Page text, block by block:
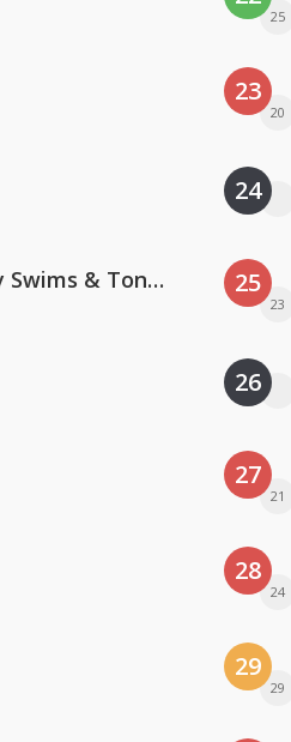
David Guetta, Teddy Swims & Tones And I
25
23
20
24
25
23
26
27
21
28
24
29
29